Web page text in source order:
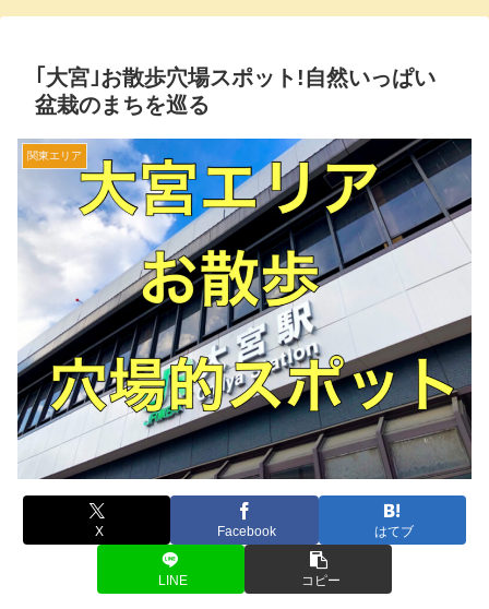
｢大宮｣お散歩穴場スポット!自然いっぱい
盆栽のまちを巡る
関東エリア
X Facebook はてブ
LINE コピー